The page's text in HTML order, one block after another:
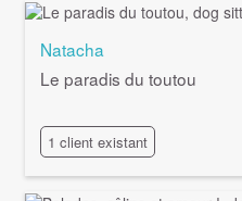
Natacha
Le paradis du toutou
1 client existant